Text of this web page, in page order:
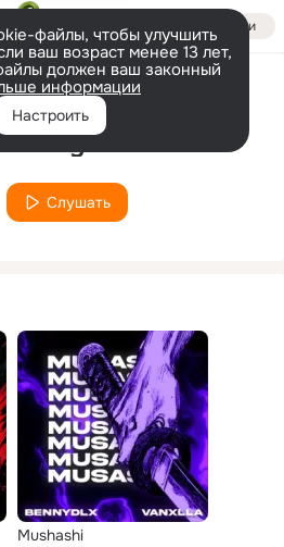
Войти
файлы, чтобы улучшить
ваш возраст менее 13 лет,
должен ваш законный
информации
Настроить
Исполнитель
Bennydlx
Слушать
Mushashi